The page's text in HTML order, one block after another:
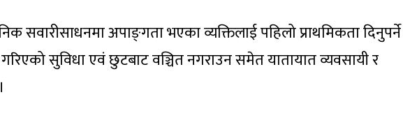
सवारीसाधनमा अपाङ्‍गता भएका व्यक्तिलाई पहिलो प्राथमिकता
सुविधा एवं छुटबाट वञ्चित नगराउन समेत यातायात व्यवसायी र